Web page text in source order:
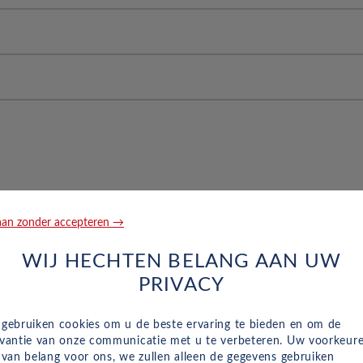
voertuigen, Tracker Systeem, 0 en autoprobleem assistentie
3-punts gordels achterin in het midden
van 6,5 40,6 en 16,5
115 kW
zonder accepteren →
WIJ HECHTEN BELANG AAN UW
PRIVACY
cookies om u de beste ervaring te bieden en om de
van onze communicatie met u te verbeteren. Uw
belang voor ons, we zullen alleen de gegevens gebruiken